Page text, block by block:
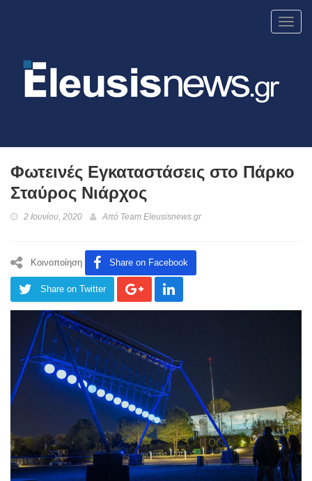
Φωτεινές Εγκαταστάσεις στο Πάρκο
Σταύρος Νιάρχος
2 Ιουνίου, 2020 Από Team Eleusisnews.gr
Κοινοποίηση Share on Facebook
Share on Twitter